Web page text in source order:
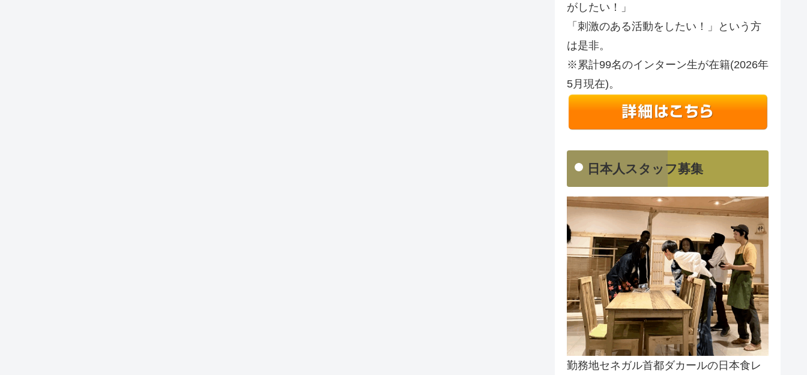
がしたい！」
「刺激のある活動をしたい！」という方
は是非。
※累計99名のインターン生が在籍(2026年
5月現在)。
日本人スタッフ募集
勤務地セネガル首都ダカールの日本食レ